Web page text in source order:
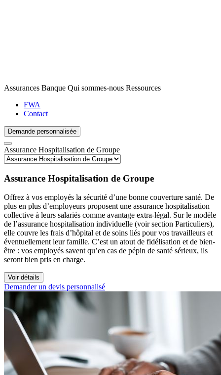
Assurances Banque Qui sommes-nous Ressources
FWA
Contact
Demande personnalisée
Assurance Hospitalisation de Groupe
Assurance Hospitalisation de Groupe
Offrez à vos employés la sécurité d’une bonne couverture santé. De
plus en plus d’employeurs proposent une assurance hospitalisation
collective à leurs salariés comme avantage extra-légal. Sur le modèle
de l’assurance hospitalisation individuelle (voir section Particuliers),
elle couvre les frais d’hôpital et de soins liés pour vos travailleurs et
éventuellement leur famille. C’est un atout de fidélisation et de bien-
être : vos employés savent qu’en cas de pépin de santé sérieux, ils
seront bien pris en charge.
Voir détails
Demander un devis personnalisé